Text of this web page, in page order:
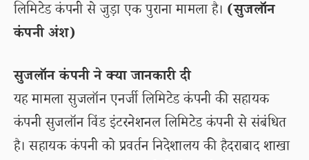
लिमिटेड कंपनी से जुड़ा एक पुराना मामला है। (सुजलॉन
कंपनी अंश)
सुजलॉन कंपनी ने क्या जानकारी दी
यह मामला सुजलॉन एनर्जी लिमिटेड कंपनी की सहायक
कंपनी सुजलॉन विंड इंटरनेशनल लिमिटेड कंपनी से संबंधित
है। सहायक कंपनी को प्रवर्तन निदेशालय की हैदराबाद शाखा